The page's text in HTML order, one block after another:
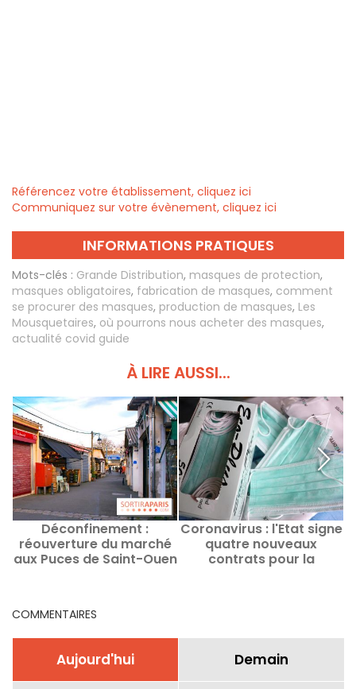
Référencez votre établissement, cliquez ici
Communiquez sur votre évènement, cliquez ici
INFORMATIONS PRATIQUES
Mots-clés : Grande Distribution, masques de protection,
masques obligatoires, fabrication de masques, comment
se procurer des masques, production de masques, Les
Mousquetaires, où pourrons nous acheter des masques,
actualité covid guide
À LIRE AUSSI...
Déconfinement :
réouverture du marché
aux Puces de Saint-Ouen
Coronavirus : l'Etat signe
quatre nouveaux
contrats pour la
COMMENTAIRES
Aujourd'hui Demain